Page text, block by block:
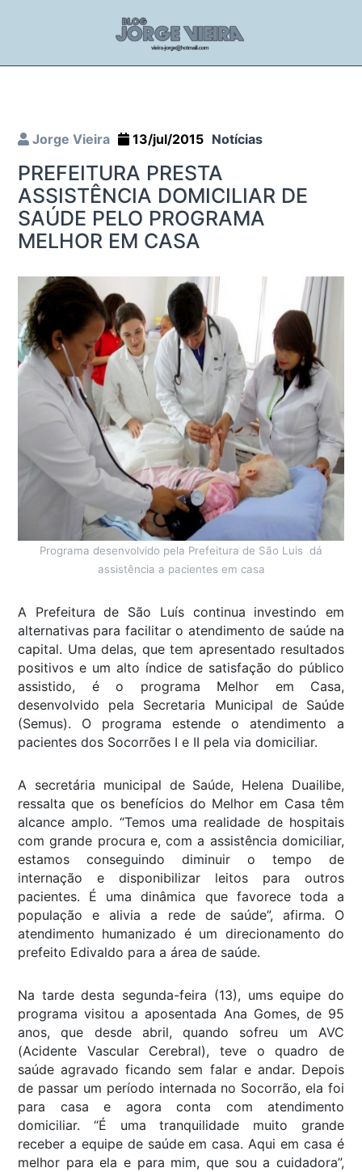
Jorge Vieira 13/jul/2015 Notícias
PREFEITURA PRESTA
ASSISTÊNCIA DOMICILIAR DE
SAÚDE PELO PROGRAMA
MELHOR EM CASA
Programa desenvolvido pela Prefeitura de São Luis dá
assistência a pacientes em casa
A Prefeitura de São Luís continua investindo em
alternativas para facilitar o atendimento de saúde na
capital. Uma delas, que tem apresentado resultados
positivos e um alto índice de satisfação do público
assistido, é o programa Melhor em Casa,
desenvolvido pela Secretaria Municipal de Saúde
(Semus). O programa estende o atendimento a
pacientes dos Socorrões I e II pela via domiciliar.
A secretária municipal de Saúde, Helena Duailibe,
ressalta que os benefícios do Melhor em Casa têm
alcance amplo. “Temos uma realidade de hospitais
com grande procura e, com a assistência domiciliar,
estamos conseguindo diminuir o tempo de
internação e disponibilizar leitos para outros
pacientes. É uma dinâmica que favorece toda a
população e alivia a rede de saúde”, afirma. O
atendimento humanizado é um direcionamento do
prefeito Edivaldo para a área de saúde.
Na tarde desta segunda-feira (13), ums equipe do
programa visitou a aposentada Ana Gomes, de 95
anos, que desde abril, quando sofreu um AVC
(Acidente Vascular Cerebral), teve o quadro de
saúde agravado ficando sem falar e andar. Depois
de passar um período internada no Socorrão, ela foi
para casa e agora conta com atendimento
domiciliar. “É uma tranquilidade muito grande
receber a equipe de saúde em casa. Aqui em casa é
melhor para ela e para mim, que sou a cuidadora”,